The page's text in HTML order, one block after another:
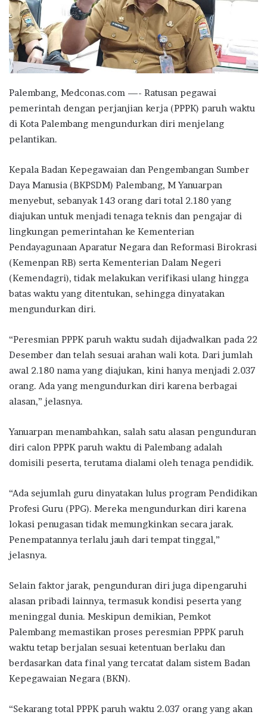
Palembang, Medconas.com —- Ratusan pegawai
pemerintah dengan perjanjian kerja (PPPK) paruh waktu
di Kota Palembang mengundurkan diri menjelang
pelantikan.
Kepala Badan Kepegawaian dan Pengembangan Sumber
Daya Manusia (BKPSDM) Palembang, M Yanuarpan
menyebut, sebanyak 143 orang dari total 2.180 yang
diajukan untuk menjadi tenaga teknis dan pengajar di
lingkungan pemerintahan ke Kementerian
Pendayagunaan Aparatur Negara dan Reformasi Birokrasi
(Kemenpan RB) serta Kementerian Dalam Negeri
(Kemendagri), tidak melakukan verifikasi ulang hingga
batas waktu yang ditentukan, sehingga dinyatakan
mengundurkan diri.
“Peresmian PPPK paruh waktu sudah dijadwalkan pada 22
Desember dan telah sesuai arahan wali kota. Dari jumlah
awal 2.180 nama yang diajukan, kini hanya menjadi 2.037
orang. Ada yang mengundurkan diri karena berbagai
alasan,” jelasnya.
Yanuarpan menambahkan, salah satu alasan pengunduran
diri calon PPPK paruh waktu di Palembang adalah
domisili peserta, terutama dialami oleh tenaga pendidik.
“Ada sejumlah guru dinyatakan lulus program Pendidikan
Profesi Guru (PPG). Mereka mengundurkan diri karena
lokasi penugasan tidak memungkinkan secara jarak.
Penempatannya terlalu jauh dari tempat tinggal,”
jelasnya.
Selain faktor jarak, pengunduran diri juga dipengaruhi
alasan pribadi lainnya, termasuk kondisi peserta yang
meninggal dunia. Meskipun demikian, Pemkot
Palembang memastikan proses peresmian PPPK paruh
waktu tetap berjalan sesuai ketentuan berlaku dan
berdasarkan data final yang tercatat dalam sistem Badan
Kepegawaian Negara (BKN).
“Sekarang total PPPK paruh waktu 2.037 orang yang akan